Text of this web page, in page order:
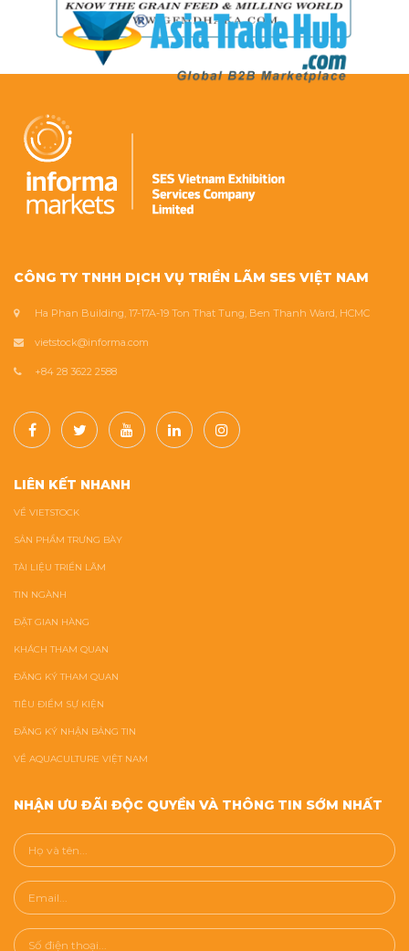
CÔNG TY TNHH DỊCH VỤ TRIỂN LÃM SES VIỆT NAM
Ha Phan Building, 17-17A-19 Ton That Tung, Ben Thanh Ward, HCMC
vietstock@informa.com
+84 28 3622 2588
LIÊN KẾT NHANH
VỀ VIETSTOCK
SẢN PHẨM TRƯNG BÀY
TÀI LIỆU TRIỂN LÃM
TIN NGÀNH
ĐẶT GIAN HÀNG
KHÁCH THAM QUAN
ĐĂNG KÝ THAM QUAN
TIÊU ĐIỂM SỰ KIỆN
ĐĂNG KÝ NHẬN BẢNG TIN
VỀ AQUACULTURE VIỆT NAM
NHẬN ƯU ĐÃI ĐỘC QUYỀN VÀ THÔNG TIN SỚM NHẤT